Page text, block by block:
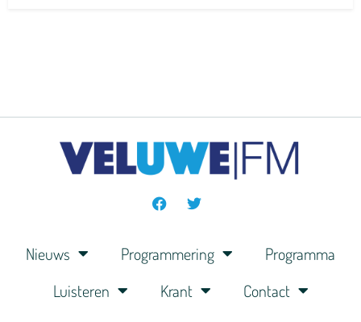
Nieuws Programmering
Programma
Luisteren
Krant Contact